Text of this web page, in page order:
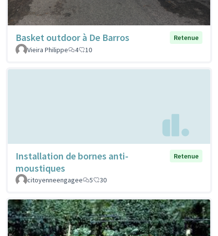
Basket outdoor à De Barros
Retenue
Vieira Philippe
4 10
Installation de bornes anti-
moustiques
Retenue
citoyenneengagee 5 30